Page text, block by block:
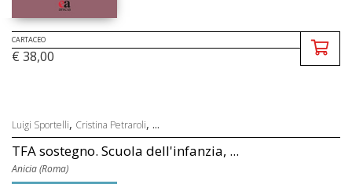
CARTACEO
€ 38,00
Luigi Sportelli, Cristina Petraroli, ...
TFA sostegno. Scuola dell'infanzia, ...
Anicia (Roma)